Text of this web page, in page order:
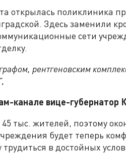
открылась поликлиника
Здесь заменили
сети
рентгеновским
канале вице-губернатор
тыс. жителей, поэтому
будет теперь
в достойных